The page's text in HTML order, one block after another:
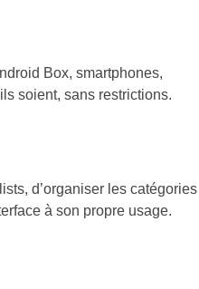
Box, smartphones,
soient, sans restrictions.
d’organiser les catégories
à son propre usage.